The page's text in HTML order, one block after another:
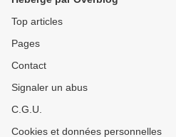
avril)
Top articles
Pages
Contact
Signaler un abus
C.G.U.
Cookies et données personnelles